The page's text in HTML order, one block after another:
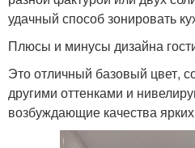
удачный способ зонировать
Плюсы и минусы дизайна
Это отличный базовый цвет,
другими оттенками и
возбуждающие качества